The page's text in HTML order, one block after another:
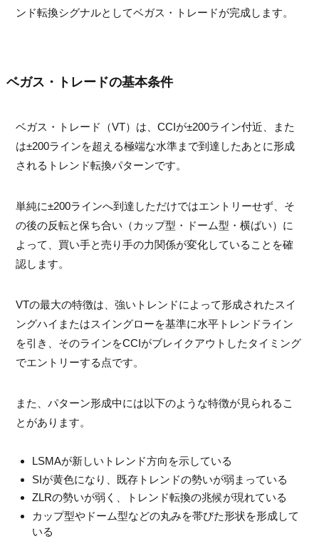
ンド転換シグナルとしてベガス・トレードが完成します。
ベガス・トレードの基本条件
ベガス・トレード（VT）は、CCIが±200ライン付近、また
は±200ラインを超える極端な水準まで到達したあとに形成
されるトレンド転換パターンです。
単純に±200ラインへ到達しただけではエントリーせず、そ
の後の反転と保ち合い（カップ型・ドーム型・横ばい）に
よって、買い手と売り手の力関係が変化していることを確
認します。
VTの最大の特徴は、強いトレンドによって形成されたスイ
ングハイまたはスイングローを基準に水平トレンドライン
を引き、そのラインをCCIがブレイクアウトしたタイミング
でエントリーする点です。
また、パターン形成中には以下のような特徴が見られるこ
とがあります。
LSMAが新しいトレンド方向を示している
SIが黄色になり、既存トレンドの勢いが弱まっている
ZLRの勢いが弱く、トレンド転換の兆候が現れている
カップ型やドーム型などの丸みを帯びた形状を形成して
いる